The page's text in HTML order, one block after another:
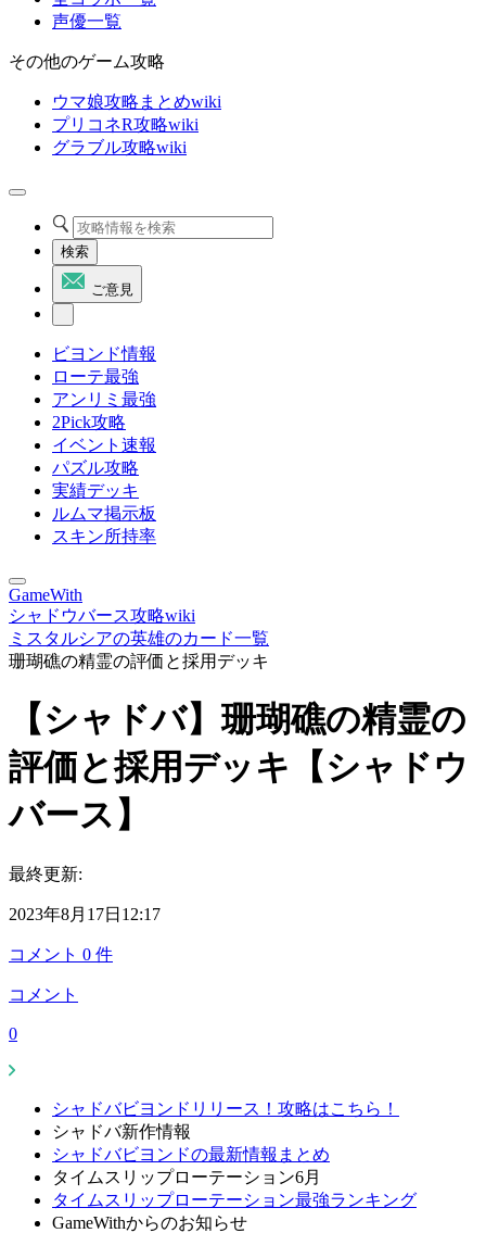
声優一覧
その他のゲーム攻略
ウマ娘攻略まとめwiki
プリコネR攻略wiki
グラブル攻略wiki
検索
ご意見
ビヨンド情報
ローテ最強
アンリミ最強
2Pick攻略
イベント速報
パズル攻略
実績デッキ
ルムマ掲示板
スキン所持率
GameWith
シャドウバース攻略wiki
ミスタルシアの英雄のカード一覧
珊瑚礁の精霊の評価と採用デッキ
【シャドバ】珊瑚礁の精霊の
評価と採用デッキ【シャドウ
バース】
最終更新:
2023年8月17日12:17
コメント 0 件
コメント
0
シャドバビヨンドリリース！攻略はこちら！
シャドバ新作情報
シャドバビヨンドの最新情報まとめ
タイムスリップローテーション6月
タイムスリップローテーション最強ランキング
GameWithからのお知らせ